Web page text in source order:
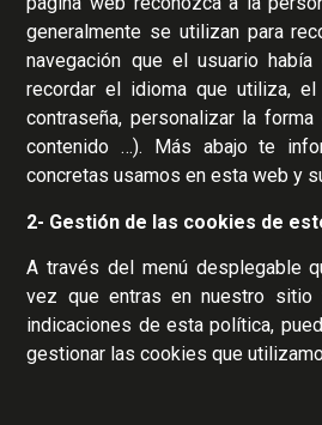
generalmente se utilizan para
navegación que el usuario
recordar el idioma que utiliza,
contraseña, personalizar la
contenido …). Más abajo te
concretas usamos en esta web y
2- Gestión de las cookies de
A través del menú desplegable
vez que entras en nuestro sitio
indicaciones de esta política,
gestionar las cookies que